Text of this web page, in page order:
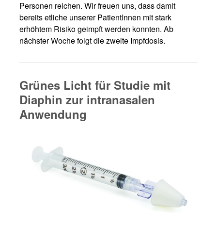
Personen reichen. Wir freuen uns, dass damit
bereits etliche unserer PatientInnen mit stark
erhöhtem Risiko geimpft werden konnten. Ab
nächster Woche folgt die zweite Impfdosis.
Grünes Licht für Studie mit
Diaphin zur intranasalen
Anwendung